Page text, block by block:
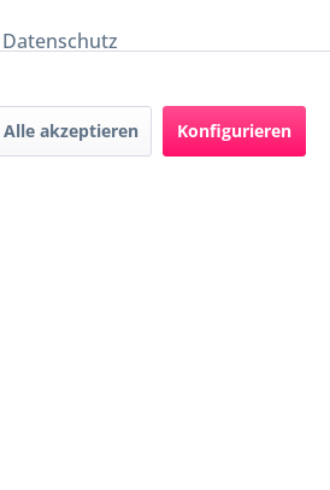
Alle akzeptieren Konfigurieren